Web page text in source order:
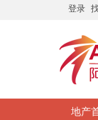
登录
地产